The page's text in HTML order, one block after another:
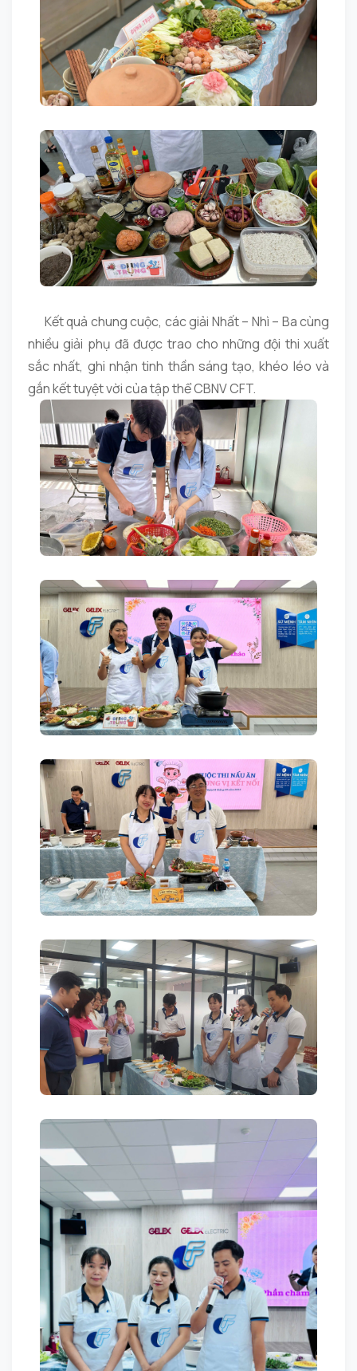
Kết quả chung cuộc, các giải Nhất – Nhì – Ba cùng
nhiều giải phụ đã được trao cho những đội thi xuất
sắc nhất, ghi nhận tinh thần sáng tạo, khéo léo và
gắn kết tuyệt vời của tập thể CBNV CFT.